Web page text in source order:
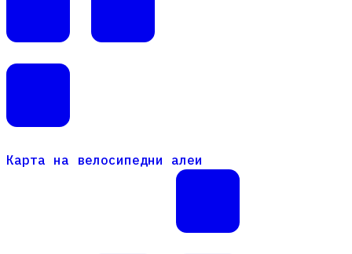
Карта на велосипедни алеи
Карта на велосипедни алеи